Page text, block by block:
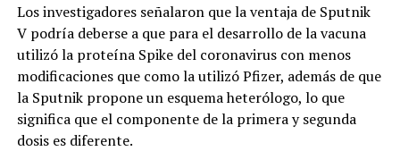
Los investigadores señalaron que la ventaja de Sputnik
V podría deberse a que para el desarrollo de la vacuna
utilizó la proteína Spike del coronavirus con menos
modificaciones que como la utilizó Pfizer, además de que
la Sputnik propone un esquema heterólogo, lo que
significa que el componente de la primera y segunda
dosis es diferente.